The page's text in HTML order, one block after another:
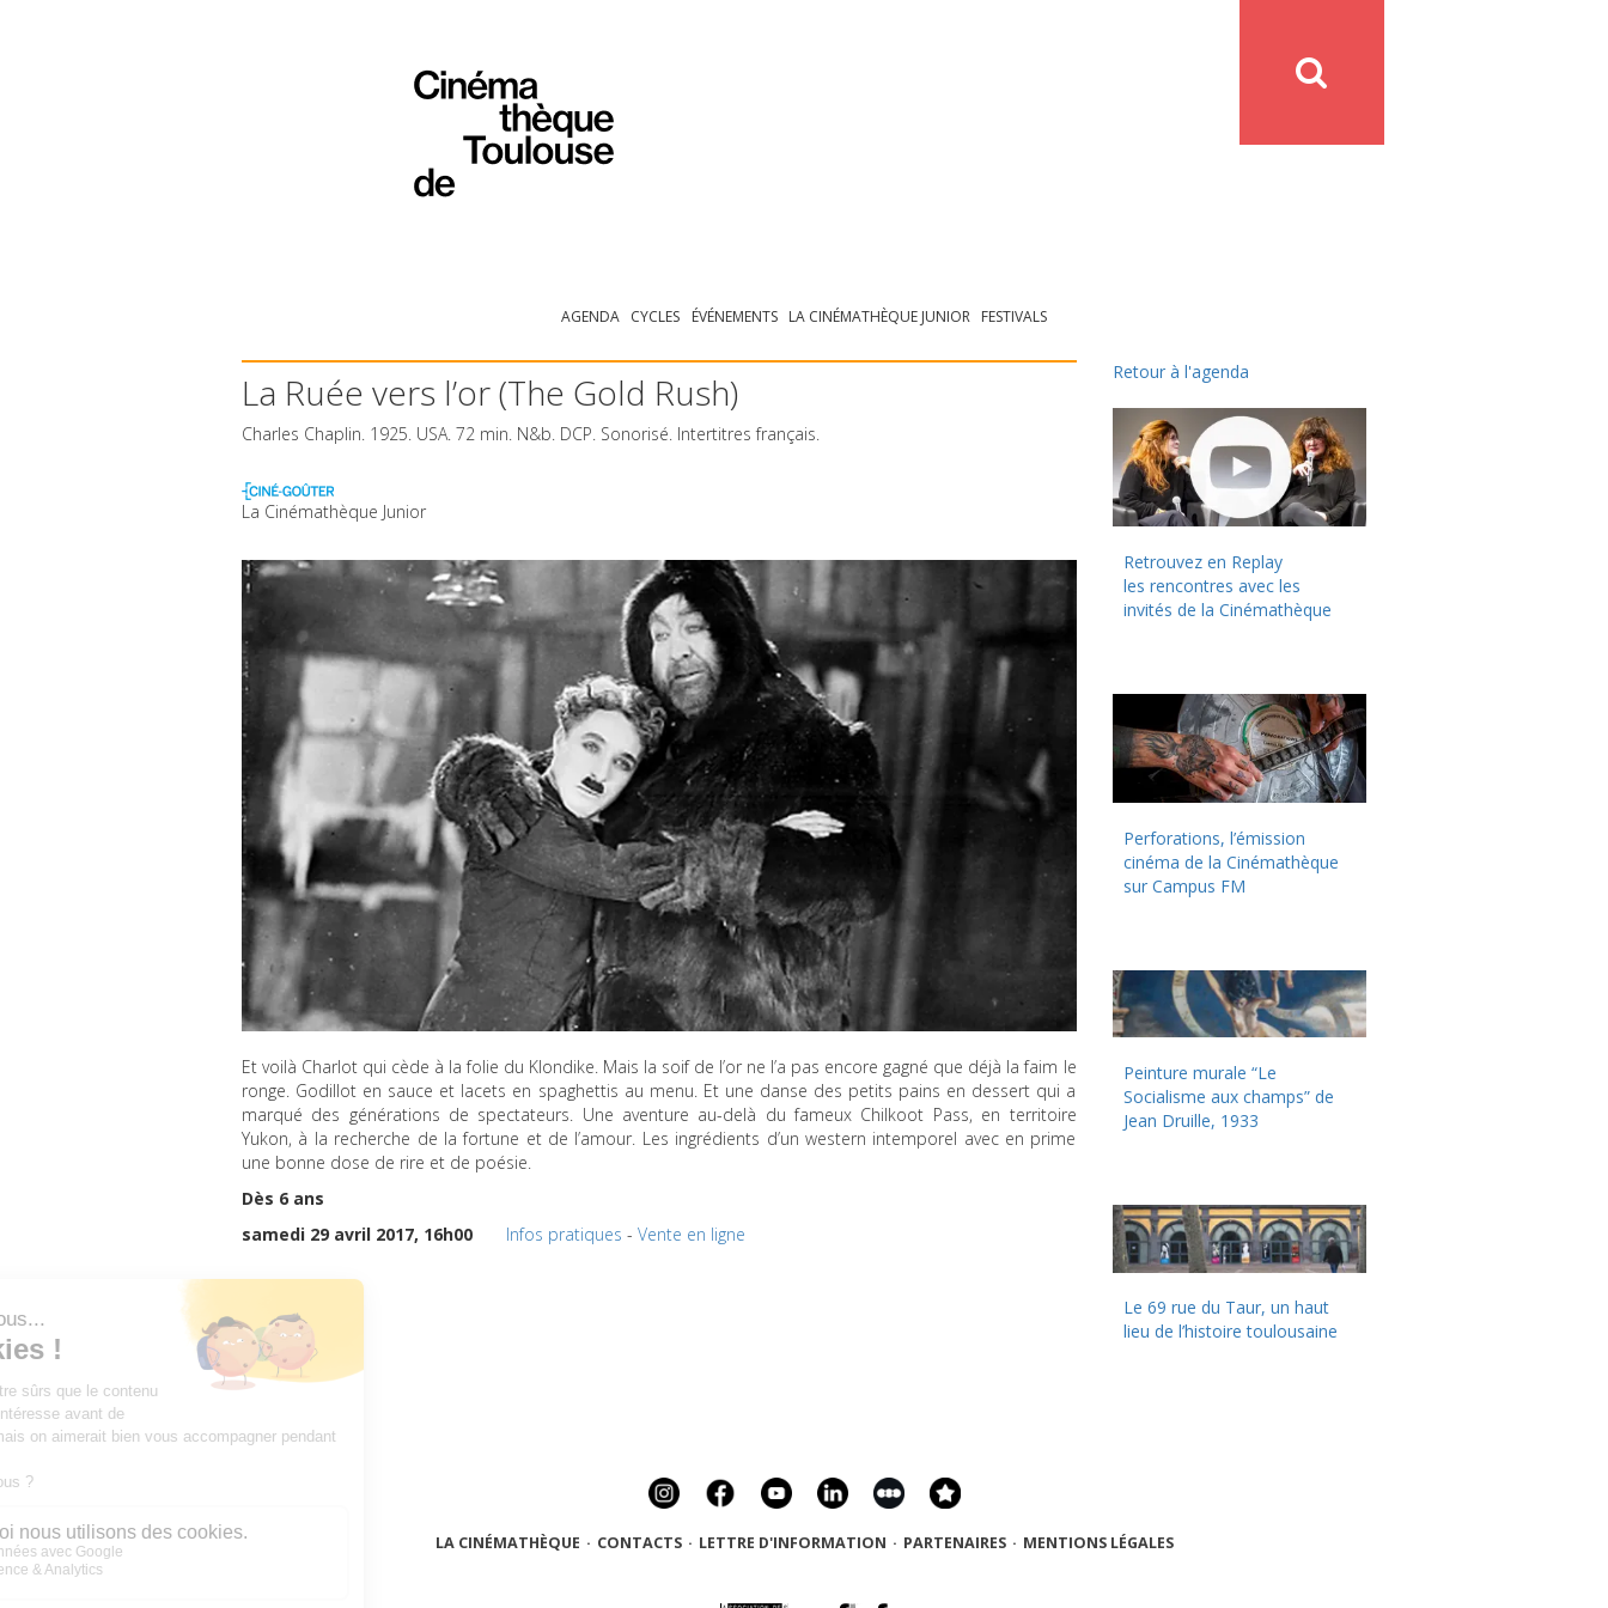
AGENDA CYCLES ÉVÉNEMENTS LA CINÉMATHÈQUE JUNIOR FESTIVALS
La Ruée vers l’or (The Gold Rush)
Charles Chaplin. 1925. USA. 72 min. N&b. DCP. Sonorisé. Intertitres français.
La Cinémathèque Junior
Et voilà Charlot qui cède à la folie du Klondike. Mais la soif de l’or ne l’a pas encore gagné que déjà la faim le
ronge. Godillot en sauce et lacets en spaghettis au menu. Et une danse des petits pains en dessert qui a
marqué des générations de spectateurs. Une aventure au-delà du fameux Chilkoot Pass, en territoire
Yukon, à la recherche de la fortune et de l’amour. Les ingrédients d’un western intemporel avec en prime
une bonne dose de rire et de poésie.
Dès 6 ans
samedi 29 avril 2017, 16h00
Infos pratiques - Vente en ligne
Retour à l'agenda
Retrouvez en Replay
les rencontres avec les
invités de la Cinémathèque
Perforations, l’émission
cinéma de la Cinémathèque
sur Campus FM
Peinture murale “Le
Socialisme aux champs” de
Jean Druille, 1933
Le 69 rue du Taur, un haut
lieu de l’histoire toulousaine
LA CINÉMATHÈQUE · CONTACTS · LETTRE D'INFORMATION · PARTENAIRES · MENTIONS LÉGALES